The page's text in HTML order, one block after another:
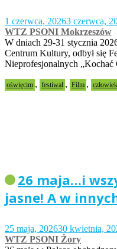
1 czerwca, 20263 czerwca,
WTZ PSONI Mokrzeszów
W dniach 29-31 stycznia
Centrum Kultury, odbył się
Nieprofesjonalnych
oświęcim , festiwal , Film , człowiek
26 maja…i
jasne! A w
25 maja, 202630 kwietnia,
WTZ PSONI Żory